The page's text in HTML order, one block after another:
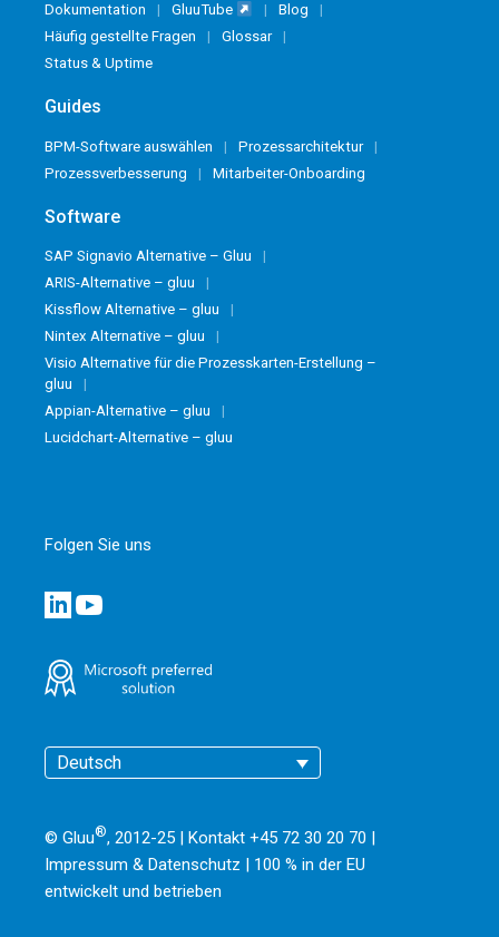
Dokumentation GluuTube
Blog
Häufig gestellte Fragen
Glossar
Status & Uptime
Guides
BPM-Software auswählen
Prozessarchitektur
Prozessverbesserung
Mitarbeiter-Onboarding
Software
SAP Signavio Alternative – Gluu
ARIS-Alternative – gluu
Kissflow Alternative – gluu
Nintex Alternative – gluu
Visio Alternative für die Prozesskarten-Erstellung –
gluu
Appian-Alternative – gluu
Lucidchart-Alternative – gluu
Folgen Sie uns
Deutsch
© Gluu®, 2012-25 | Kontakt +45 72 30 20 70 |
Impressum & Datenschutz | 100 % in der EU
entwickelt und betrieben